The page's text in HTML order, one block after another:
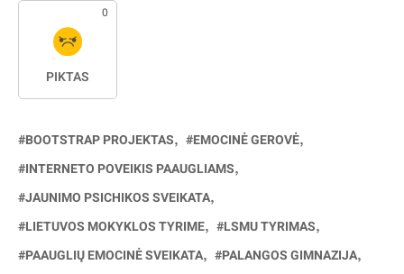
0
PIKTAS
BOOTSTRAP PROJEKTAS
EMOCINĖ GEROVĖ
INTERNETO POVEIKIS PAAUGLIAMS
JAUNIMO PSICHIKOS SVEIKATA
LIETUVOS MOKYKLOS TYRIME
LSMU TYRIMAS
PAAUGLIŲ EMOCINĖ SVEIKATA
PALANGOS GIMNAZIJA